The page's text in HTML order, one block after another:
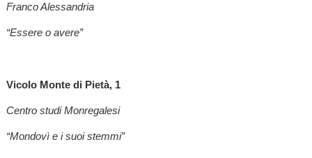
Franco Alessandria
“Essere o avere”
Vicolo Monte di Pietà, 1
Centro studi Monregalesi
“Mondovì e i suoi stemmi”